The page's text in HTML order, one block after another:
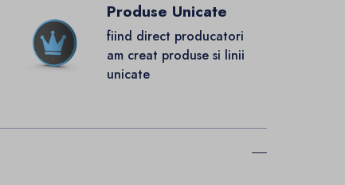
Produse Unicate
fiind direct producatori
am creat produse si linii
unicate